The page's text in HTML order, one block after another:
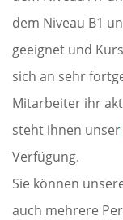
dem Niveau B1
geeignet und
sich an sehr
Mitarbeiter ihr
steht ihnen unser
Verfügung.
Sie können
auch mehrere